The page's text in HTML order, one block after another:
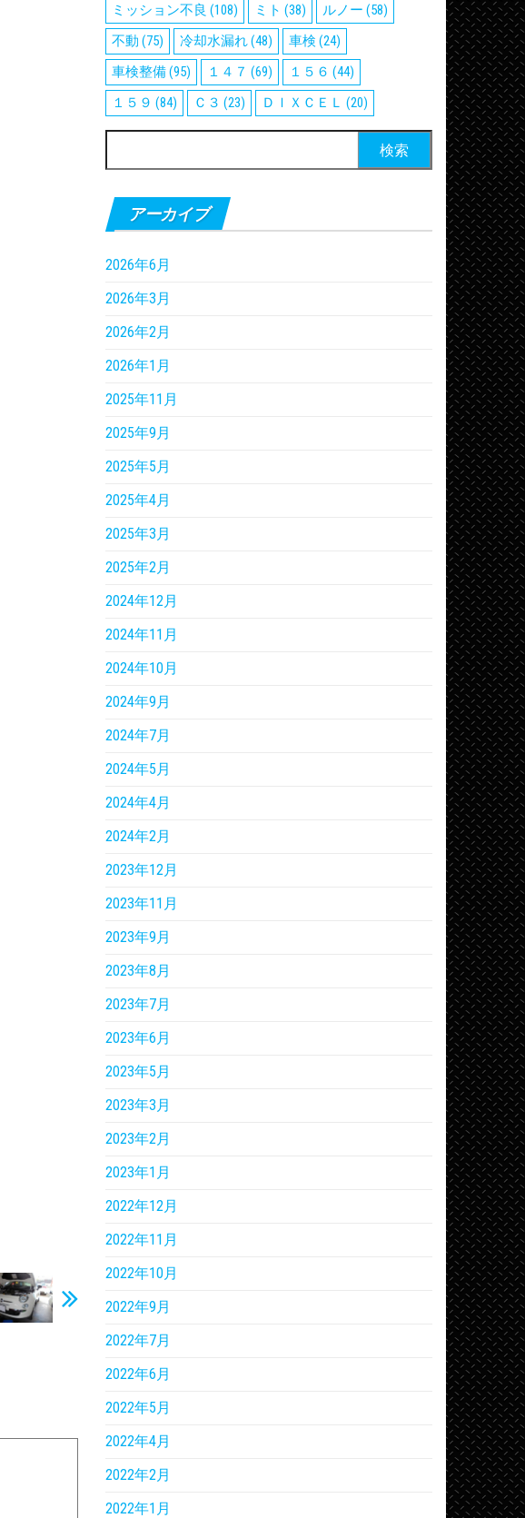
ミッション不良 (108) ミト (38) ルノー (58)
不動 (75) 冷却水漏れ(48) 車検 (24)
車検整備(95) １４７ (69) １５６ (44)
１５９ (84) Ｃ３ (23) ＤＩＸＣＥＬ (20)
索:
アーカイブ
2026年6月
2026年3月
2026年2月
2026年1月
2025年11月
2025年9月
2025年5月
2025年4月
2025年3月
2025年2月
2024年12月
2024年11月
2024年10月
2024年9月
2024年7月
2024年5月
2024年4月
2024年2月
2023年12月
2023年11月
2023年9月
2023年8月
2023年7月
2023年6月
2023年5月
2023年3月
2023年2月
2023年1月
2022年12月
2022年11月
2022年10月
2022年9月
2022年7月
2022年6月
2022年5月
2022年4月
2022年2月
2022年1月